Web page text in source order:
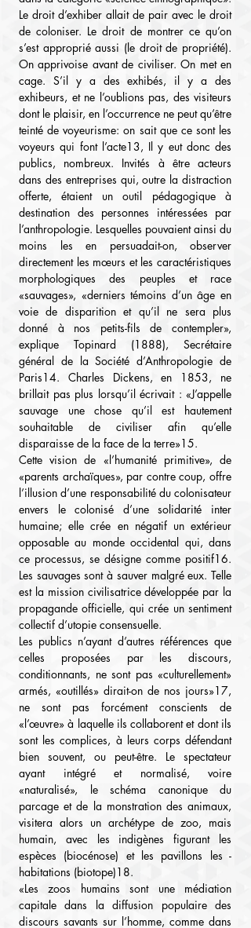
Le droit d’exhiber allait de pair avec le droit
de coloniser. Le droit de montrer ce qu’on
s’est approprié aussi (le droit de propriété).
On apprivoise avant de civiliser. On met en
cage. S’il y a des exhibés, il y a des
exhibeurs, et ne l’oublions pas, des visiteurs
dont le plaisir, en l’occurrence ne peut qu’être
teinté de voyeurisme: on sait que ce sont les
voyeurs qui font l’acte13, Il y eut donc des
publics, nombreux. Invités à être acteurs
dans des entreprises qui, outre la distraction
offerte, étaient un outil pédagogique à
destination des personnes intéressées par
l’anthropologie. Lesquelles pouvaient ainsi du
moins les en persuadait-on, observer
directement les mœurs et les caractéristiques
morphologiques des peuples et race
«sauvages», «derniers témoins d’un âge en
voie de disparition et qu’il ne sera plus
donné à nos petits-fils de contempler»,
explique Topinard (1888), Secrétaire
général de la Société d’Anthropologie de
Paris14. Charles Dickens, en 1853, ne
brillait pas plus lorsqu’il écrivait : «J’appelle
sauvage une chose qu’il est hautement
souhaitable de civiliser afin qu’elle
disparaisse de la face de la terre»15.
Cette vision de «l’humanité primitive», de
«parents archaïques», par contre coup, offre
l’illusion d’une responsabilité du colonisateur
envers le colonisé d’une solidarité inter
humaine; elle crée en négatif un extérieur
opposable au monde occidental qui, dans
ce processus, se désigne comme positif16.
Les sauvages sont à sauver malgré eux. Telle
est la mission civilisatrice développée par la
propagande officielle, qui crée un sentiment
collectif d’utopie consensuelle.
Les publics n’ayant d’autres références que
celles proposées par les discours,
conditionnants, ne sont pas «culturellement»
armés, «outillés» dirait-on de nos jours»17,
ne sont pas forcément conscients de
«l’œuvre» à laquelle ils collaborent et dont ils
sont les complices, à leurs corps défendant
bien souvent, ou peut-être. Le spectateur
ayant intégré et normalisé, voire
«naturalisé», le schéma canonique du
parcage et de la monstration des animaux,
visitera alors un archétype de zoo, mais
humain, avec les indigènes figurant les
espèces (biocénose) et les pavillons les -
habitations (biotope)18.
«Les zoos humains sont une médiation
capitale dans la diffusion populaire des
discours savants sur l’homme, comme dans